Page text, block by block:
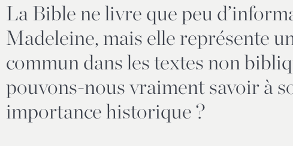
La Bible ne livre que peu
Madeleine, mais elle représente
commun dans les textes non
pouvons-nous vraiment savoir à
importance historique ?